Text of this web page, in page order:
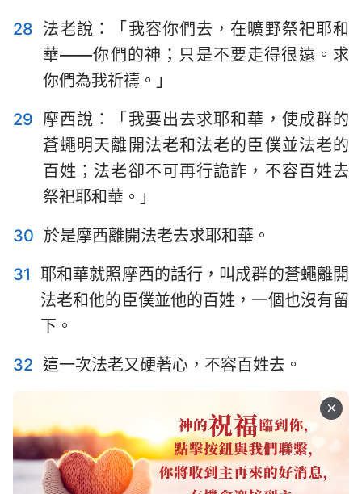
28 法老說：「我容你們去，在曠野祭祀耶和
華——你們的神；只是不要走得很遠。求
你們為我祈禱。」
29 摩西說：「我要出去求耶和華，使成群的
蒼蠅明天離開法老和法老的臣僕並法老的
百姓；法老卻不可再行詭詐，不容百姓去
祭祀耶和華。」
30 於是摩西離開法老去求耶和華。
31 耶和華就照摩西的話行，叫成群的蒼蠅離開
法老和他的臣僕並他的百姓，一個也沒有留
下。
32 這一次法老又硬著心，不容百姓去。